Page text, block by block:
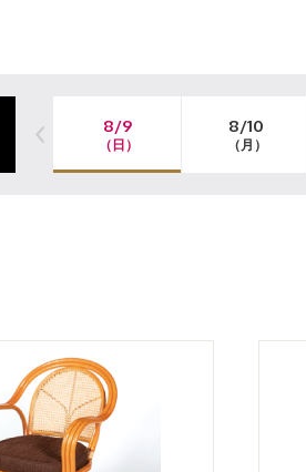
8/9
（日）
8/10
（月）